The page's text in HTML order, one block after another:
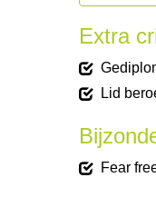
Extra
Lid
Fear